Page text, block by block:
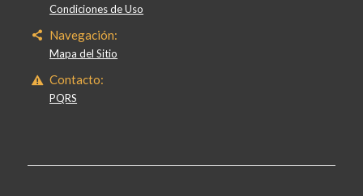
Condiciones de Uso
Navegación:
Mapa del Sitio
Contacto:
PQRS